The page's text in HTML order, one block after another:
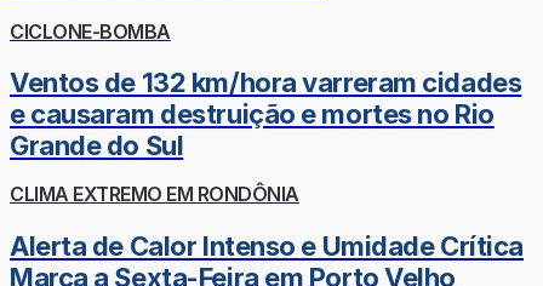
CICLONE-BOMBA
Ventos de 132 km/hora varreram cidades
e causaram destruição e mortes no Rio
Grande do Sul
CLIMA EXTREMO EM RONDÔNIA
Alerta de Calor Intenso e Umidade Crítica
Marca a Sexta-Feira em Porto Velho